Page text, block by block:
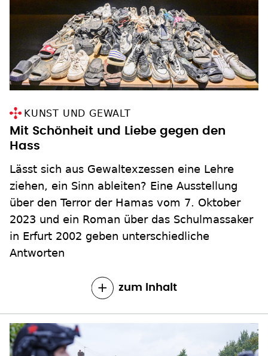
KUNST UND GEWALT
Mit Schönheit und Liebe gegen den
Hass
Lässt sich aus Gewaltexzessen eine Lehre
ziehen, ein Sinn ableiten? Eine Ausstellung
über den Terror der Hamas vom 7. Oktober
2023 und ein Roman über das Schulmassaker
in Erfurt 2002 geben unterschiedliche
Antworten
zum Inhalt